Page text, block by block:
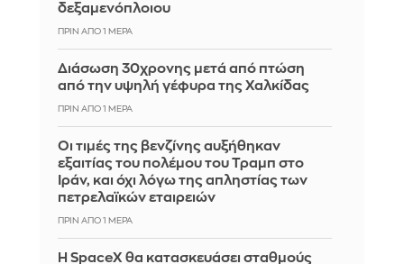
δεξαμενόπλοιου
ΠΡΙΝ ΑΠΌ 1 ΜΈΡΑ
Διάσωση 30χρονης μετά από πτώση
από την υψηλή γέφυρα της Χαλκίδας
ΠΡΙΝ ΑΠΌ 1 ΜΈΡΑ
Οι τιμές της βενζίνης αυξήθηκαν
εξαιτίας του πολέμου του Τραμπ στο
Ιράν, και όχι λόγω της απληστίας των
πετρελαϊκών εταιρειών
ΠΡΙΝ ΑΠΌ 1 ΜΈΡΑ
Η SpaceX θα κατασκευάσει σταθμούς